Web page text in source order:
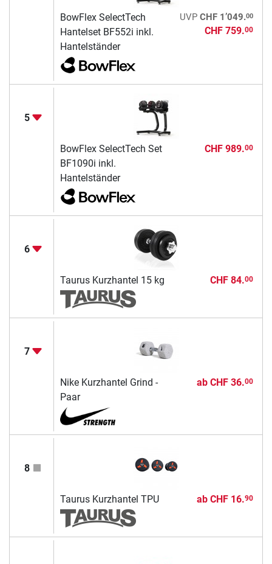
BowFlex SelectTech
Hantelset BF552i inkl.
Hantelständer
UVP CHF 1’049.00
CHF 759.00
5
BowFlex SelectTech Set
BF1090i inkl.
Hantelständer
CHF 989.00
6
Taurus Kurzhantel 15 kg CHF 84.00
7
Nike Kurzhantel Grind -
Paar
ab CHF 36.00
8
Taurus Kurzhantel TPU ab CHF 16.90